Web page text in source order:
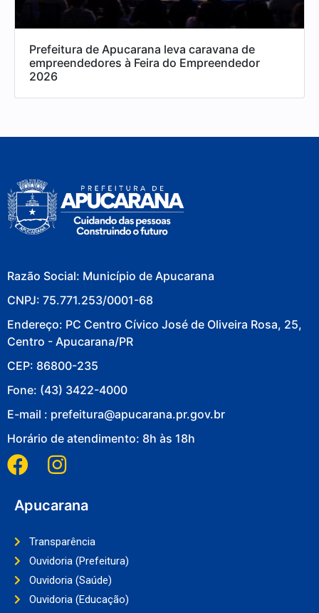
Prefeitura de Apucarana leva caravana de
empreendedores à Feira do Empreendedor
2026
Razão Social: Município de Apucarana
CNPJ: 75.771.253/0001-68
Endereço: PC Centro Cívico José de Oliveira Rosa, 25,
Centro - Apucarana/PR
CEP: 86800-235
Fone: (43) 3422-4000
E-mail : prefeitura@apucarana.pr.gov.br
Horário de atendimento: 8h às 18h
Apucarana
Transparência
Ouvidoria (Prefeitura)
Ouvidoria (Saúde)
Ouvidoria (Educação)